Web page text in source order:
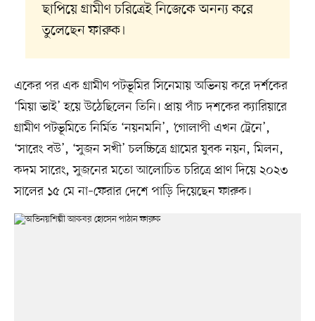
ছাপিয়ে গ্রামীণ চরিত্রেই নিজেকে অনন্য করে
তুলেছেন ফারুক।
একের পর এক গ্রামীণ পটভূমির সিনেমায় অভিনয় করে দর্শকের
‘মিয়া ভাই’ হয়ে উঠেছিলেন তিনি। প্রায় পাঁচ দশকের ক্যারিয়ারে
গ্রামীণ পটভূমিতে নির্মিত ‘নয়নমনি’, ‘গোলাপী এখন ট্রেনে’,
‘সারেং বউ’, ‘সুজন সখী’ চলচ্চিত্রে গ্রামের যুবক নয়ন, মিলন,
কদম সারেং, সুজনের মতো আলোচিত চরিত্রে প্রাণ দিয়ে ২০২৩
সালের ১৫ মে না–ফেরার দেশে পাড়ি দিয়েছেন ফারুক।